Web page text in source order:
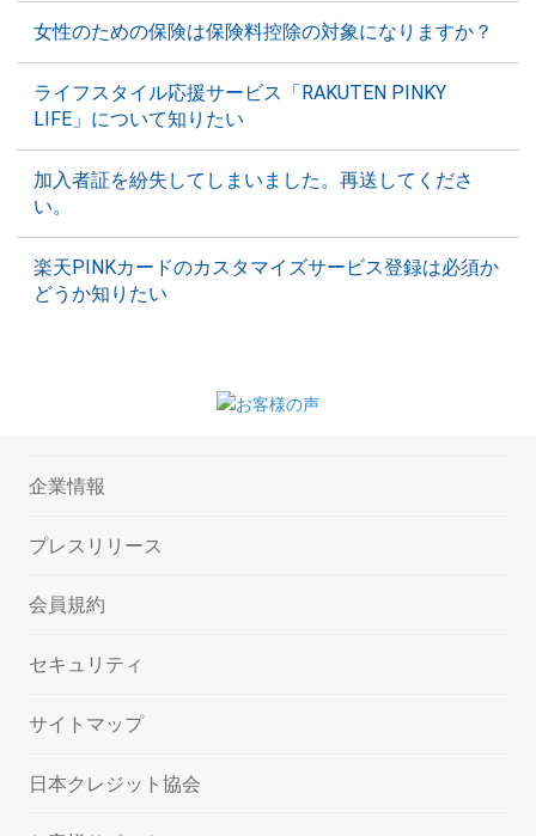
女性のための保険は保険料控除の対象になりますか？
ライフスタイル応援サービス「RAKUTEN PINKY
LIFE」について知りたい
加入者証を紛失してしまいました。再送してくださ
い。
楽天PINKカードのカスタマイズサービス登録は必須か
どうか知りたい
企業情報
プレスリリース
会員規約
セキュリティ
サイトマップ
日本クレジット協会